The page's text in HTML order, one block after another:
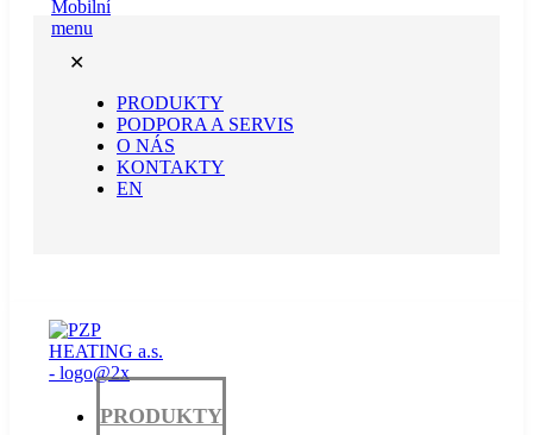
✕
PRODUKTY
PODPORA A SERVIS
O NÁS
KONTAKTY
EN
PRODUKTY